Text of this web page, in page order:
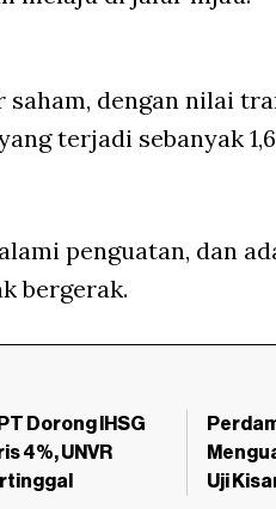
dengan nilai
terjadi sebanyak
penguatan, dan
bergerak.
Dorong IHSG
4%, UNVR
Uji